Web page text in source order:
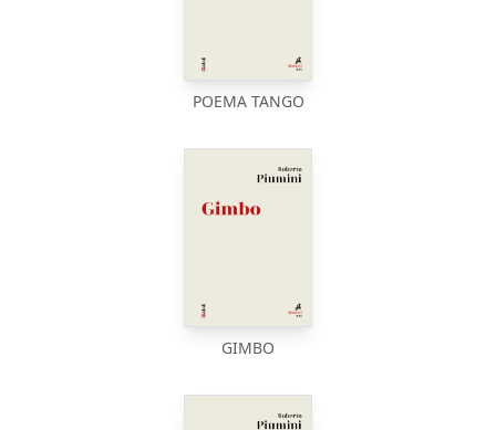
POEMA TANGO
GIMBO